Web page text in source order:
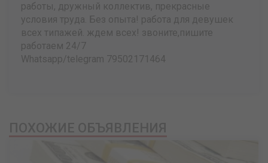
работы, дружный коллектив, прекрасные
условия труда. Без опыта! работа для девушек
всех типажей. ждем всех! звоните,пишите
работаем 24/7
Whatsapp/telegram 79502171464